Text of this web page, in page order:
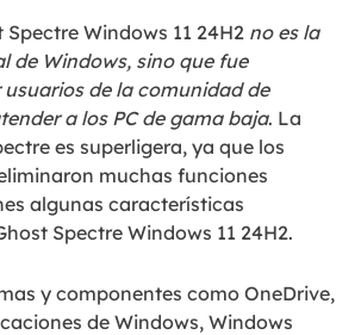
Windows 11 24H2 no es la
de Windows, sino que fue
de la comunidad de
a los PC de gama baja. La
es superligera, ya que los
muchas funciones
algunas características
Spectre Windows 11 24H2.
y componentes como OneDrive,
de Windows, Windows